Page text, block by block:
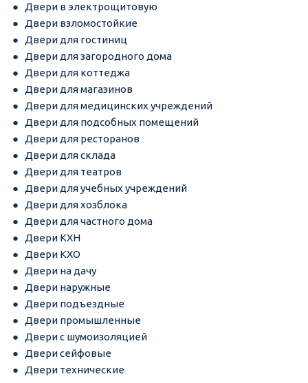
Двери в электрощитовую
Двери взломостойкие
Двери для гостиниц
Двери для загородного дома
Двери для коттеджа
Двери для магазинов
Двери для медицинских учреждений
Двери для подсобных помещений
Двери для ресторанов
Двери для склада
Двери для театров
Двери для учебных учреждений
Двери для хозблока
Двери для частного дома
Двери КХН
Двери КХО
Двери на дачу
Двери наружные
Двери подъездные
Двери промышленные
Двери с шумоизоляцией
Двери сейфовые
Двери технические